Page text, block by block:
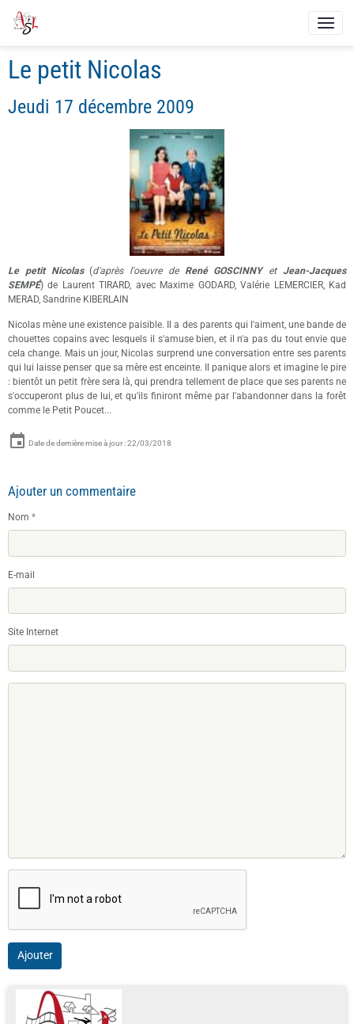
Le petit Nicolas
Jeudi 17 décembre 2009
Le petit Nicolas(d'après l'oeuvre de René GOSCINNYetJean-Jacques
SEMPÉ) de Laurent TIRARD, avec Maxime GODARD, Valérie LEMERCIER, Kad
MERAD, Sandrine KIBERLAIN
Nicolas mène une existence paisible. Il a des parents qui l'aiment, une bande de
chouettes copains avec lesquels il s'amuse bien, et il n'a pas du tout envie que
cela change. Mais un jour, Nicolas surprend une conversation entre ses parents
qui lui laisse penser que sa mère est enceinte. Il panique alors et imagine le pire
: bientôt un petit frère sera là, qui prendra tellement de place que ses parents ne
s'occuperont plus de lui, et qu'ils finiront même par l'abandonner dans la forêt
comme le Petit Poucet...
Date de dernière mise à jour : 22/03/2018
Ajouter un commentaire
Nom
E-mail
Site Internet
Ajouter